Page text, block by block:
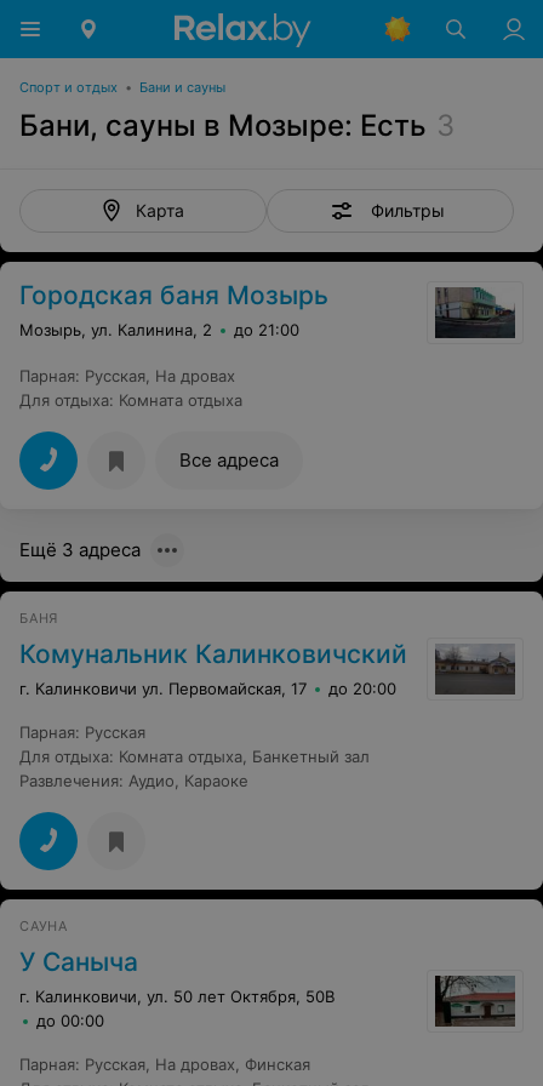
Спорт и отдых • Бани и сауны
Бани, сауны в Мозыре: Есть 3
Карта Фильтры
Городская баня Мозырь
Мозырь, ул. Калинина, 2 до 21:00
Парная: Русская На дровах
Для отдыха: Комната отдыха
Все адреса
Ещё 3 адреса
БАНЯ
Комунальник Калинковичский
г. Калинковичи ул. Первомайская, 17 до 20:00
Парная: Русская
Для отдыха: Комната отдыха Банкетный зал
Развлечения: Аудио Караоке
САУНА
У Саныча
г. Калинковичи, ул. 50 лет Октября, 50В
до 00:00
Парная: Русская На дровах
Финская